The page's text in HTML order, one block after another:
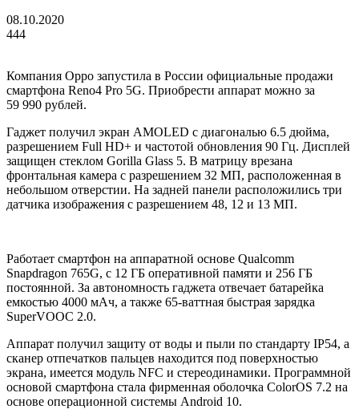
08.10.2020
444
Компания Oppo запустила в России официальные продажи
смартфона Reno4 Pro 5G. Приобрести аппарат можно за
59 990 рублей.
Гаджет получил экран AMOLED с диагональю 6.5 дюйма,
разрешением Full HD+ и частотой обновления 90 Гц. Дисплей
защищен стеклом Gorilla Glass 5. В матрицу врезана
фронтальная камера с разрешением 32 МП, расположенная в
небольшом отверстии. На задней панели расположились три
датчика изображения с разрешением 48, 12 и 13 МП.
Работает смартфон на аппаратной основе Qualcomm
Snapdragon 765G, c 12 ГБ оперативной памяти и 256 ГБ
постоянной. За автономность гаджета отвечает батарейка
емкостью 4000 мАч, а также 65-ваттная быстрая зарядка
SuperVOOC 2.0.
Аппарат получил защиту от воды и пыли по стандарту IP54, а
сканер отпечатков пальцев находится под поверхностью
экрана, имеется модуль NFC и стереодинамики. Программной
основой смартфона стала фирменная оболочка ColorOS 7.2 на
основе операционной системы Android 10.